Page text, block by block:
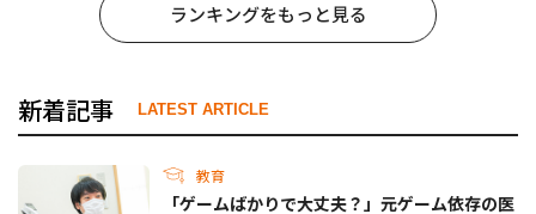
ランキングをもっと見る
新着記事 LATEST ARTICLE
教育
「ゲームばかりで大丈夫？」元ゲーム依存の医